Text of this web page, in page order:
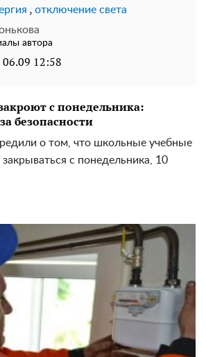
, отключение света
автора
06.09 12:58
с понедельника:
безопасности
о том, что школьные учебные
с понедельника, 10